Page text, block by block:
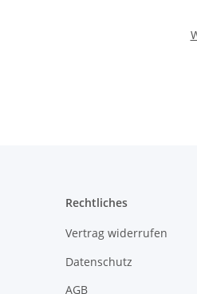
Rechtliches
Vertrag widerrufen
Datenschutz
AGB